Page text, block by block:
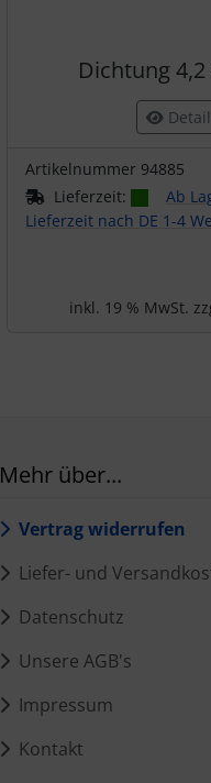
Dichtung
Artikelnummer 94885
Lieferzeit:
Ab
Lieferzeit nach DE 1-4
inkl. 19 % MwSt.
Mehr über...
Vertrag widerrufen
Liefer- und
Datenschutz
Unsere AGB's
Impressum
Kontakt